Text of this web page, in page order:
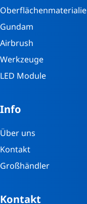
Gundam
Airbrush
Werkzeuge
LED Module
Info
Über uns
Kontakt
Großhändler
Kontakt